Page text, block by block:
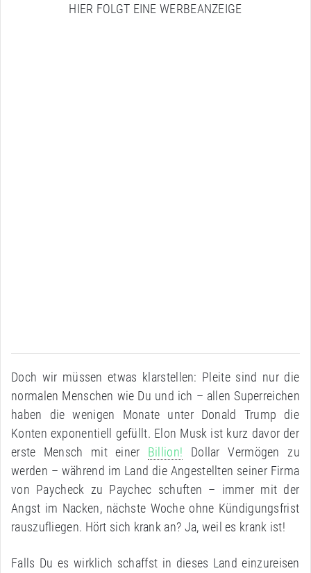
HIER FOLGT EINE WERBEANZEIGE
Doch wir müssen etwas klarstellen: Pleite sind nur die
normalen Menschen wie Du und ich – allen Superreichen
haben die wenigen Monate unter Donald Trump die
Konten exponentiell gefüllt. Elon Musk ist kurz davor der
erste Mensch mit einer Billion! Dollar Vermögen zu
werden – während im Land die Angestellten seiner Firma
von Paycheck zu Paychec schuften – immer mit der
Angst im Nacken, nächste Woche ohne Kündigungsfrist
rauszufliegen. Hört sich krank an? Ja, weil es krank ist!
Falls Du es wirklich schaffst in dieses Land einzureisen